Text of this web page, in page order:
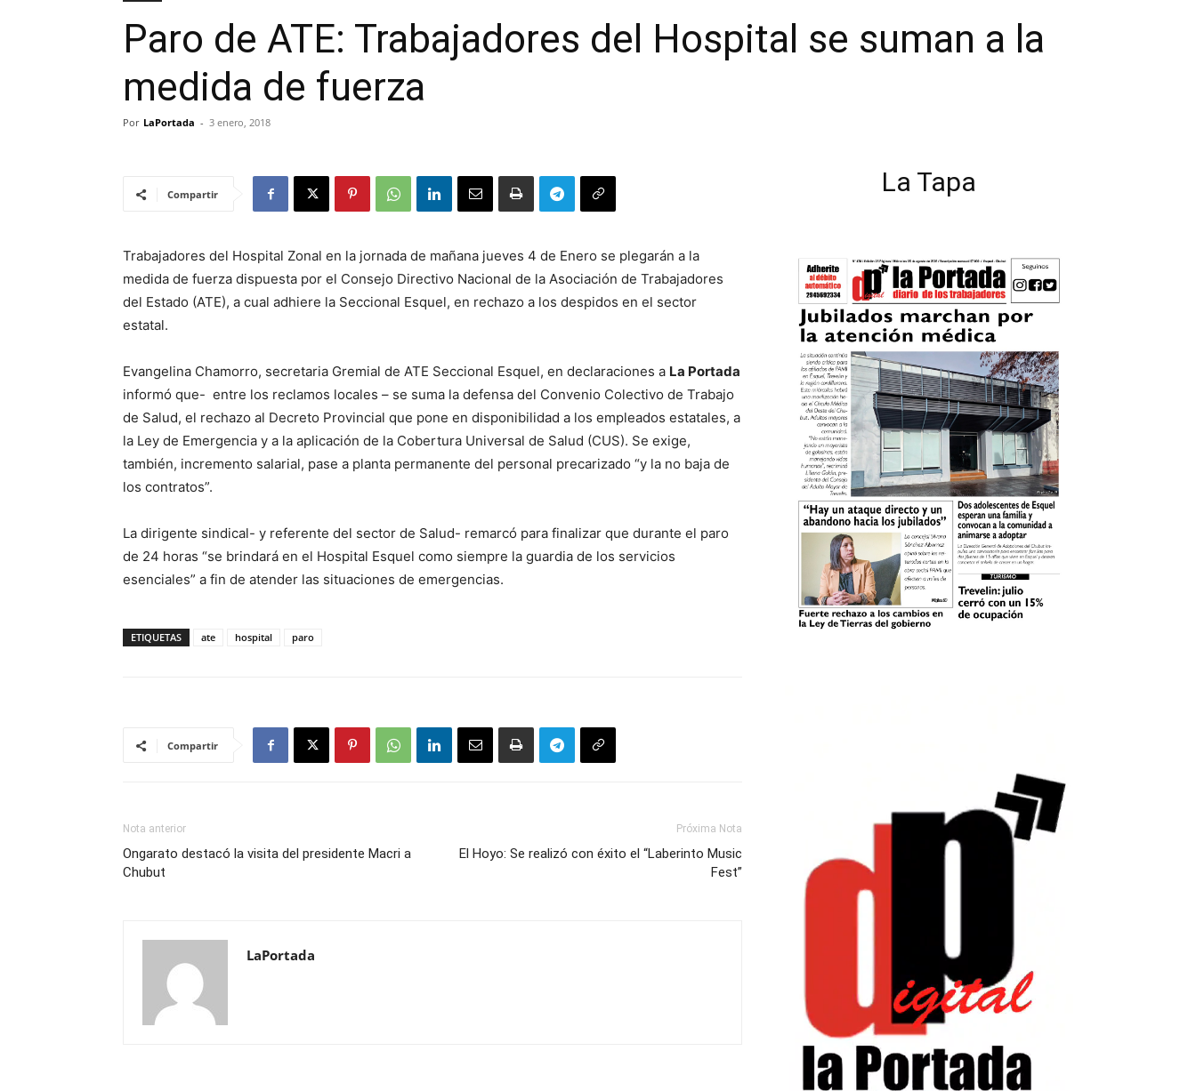
Paro de ATE: Trabajadores del Hospital se suman a la
medida de fuerza
Por LaPortada - 3 enero, 2018
Compartir
Trabajadores del Hospital Zonal en la jornada de mañana jueves 4 de Enero se plegarán a la
medida de fuerza dispuesta por el Consejo Directivo Nacional de la Asociación de Trabajadores
del Estado (ATE), a cual adhiere la Seccional Esquel, en rechazo a los despidos en el sector
estatal.
Evangelina Chamorro, secretaria Gremial de ATE Seccional Esquel, en declaraciones a La Portada
informó que- entre los reclamos locales – se suma la defensa del Convenio Colectivo de Trabajo
de Salud, el rechazo al Decreto Provincial que pone en disponibilidad a los empleados estatales, a
la Ley de Emergencia y a la aplicación de la Cobertura Universal de Salud (CUS). Se exige,
también, incremento salarial, pase a planta permanente del personal precarizado “y la no baja de
los contratos”.
La dirigente sindical- y referente del sector de Salud- remarcó para finalizar que durante el paro
de 24 horas “se brindará en el Hospital Esquel como siempre la guardia de los servicios
esenciales” a fin de atender las situaciones de emergencias.
ETIQUETAS ate hospital paro
Compartir
Nota anterior
Ongarato destacó la visita del presidente Macri a
Chubut
Próxima Nota
El Hoyo: Se realizó con éxito el “Laberinto Music
Fest”
LaPortada
La Tapa